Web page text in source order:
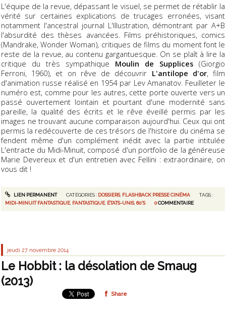
L'équipe de la revue, dépassant le visuel, se permet de rétablir la
vérité sur certaines explications de trucages erronées, visant
notamment l'ancestral journal L'Illustration, démontrant par A+B
l'absurdité des thèses avancées. Films préhistoriques, comics
(Mandrake, Wonder Woman), critiques de films du moment font le
reste de la revue, au contenu gargantuesque. On se plaît à lire la
critique du très sympathique Moulin de Supplices (Giorgio
Ferroni, 1960), et on rêve de découvrir L'antilope d'or, film
d'animation russe réalisé en 1954 par Lev Amanatov. Feuilleter le
numéro est, comme pour les autres, cette porte ouverte vers un
passé ouvertement lointain et pourtant d'une modernité sans
pareille, la qualité des écrits et le rêve éveillé permis par les
images ne trouvant aucune comparaison aujourd'hui. Ceux qui ont
permis la redécouverte de ces trésors de l'histoire du cinéma se
fendent même d'un complément inédit avec la partie intitulée
L'entracte du Midi-Minuit, composé d'un portfolio de la généreuse
Marie Devereux et d'un entretien avec Fellini : extraordinaire, on
vous dit !
LIEN PERMANENT CATÉGORIES : DOSSIERS, FLASHBACK PRESSE CINÉMA
TAGS :
MIDI-MINUIT FANTASTIQUE FANTASTIQUE ÉTATS-UNIS,60'S 0COMMENTAIRE
jeudi 27 novembre 2014
Le Hobbit : la désolation de Smaug
(2013)
Share